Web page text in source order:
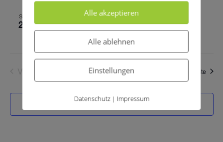
SA.
28 Herren 30 – HTC SW Troisdorf 3
28.Juni 2025 , 14:30-19:00
Veranstaltungen
Heute Nächste
Kalender abonnieren
Alle akzeptieren
Alle ablehnen
Einstellungen
Datenschutz| Impressum